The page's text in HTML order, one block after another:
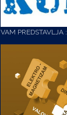
VAM PREDSTAVLJA :